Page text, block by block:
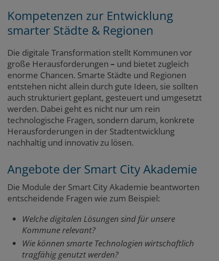
Kompetenzen zur Entwicklung
smarter Städte & Regionen
Die digitale Transformation stellt Kommunen vor
große Herausforderungen – und bietet zugleich
enorme Chancen. Smarte Städte und Regionen
entstehen nicht allein durch gute Ideen, sie sollten
auch strukturiert geplant, gesteuert und umgesetzt
werden. Dabei geht es nicht nur um rein
technologische Fragen, sondern darum, konkrete
Herausforderungen in der Stadtentwicklung
nachhaltig und innovativ zu lösen.
Angebote der Smart City Akademie
Die Module der Smart City Akademie beantworten
entscheidende Fragen wie zum Beispiel:
Welche digitalen Lösungen sind für unsere
Kommune relevant?
Wie können smarte Technologien wirtschaftlich
tragfähig genutzt werden?